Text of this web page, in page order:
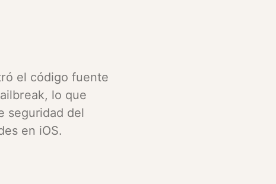
el código fuente
lo que
seguridad del
en iOS.